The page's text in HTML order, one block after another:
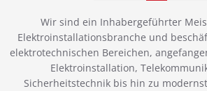
Wir sind ein Inhabergeführter
Elektroinstallationsbranche und
elektrotechnischen Bereichen,
Elektroinstallation,
Sicherheitstechnik bis hin zu